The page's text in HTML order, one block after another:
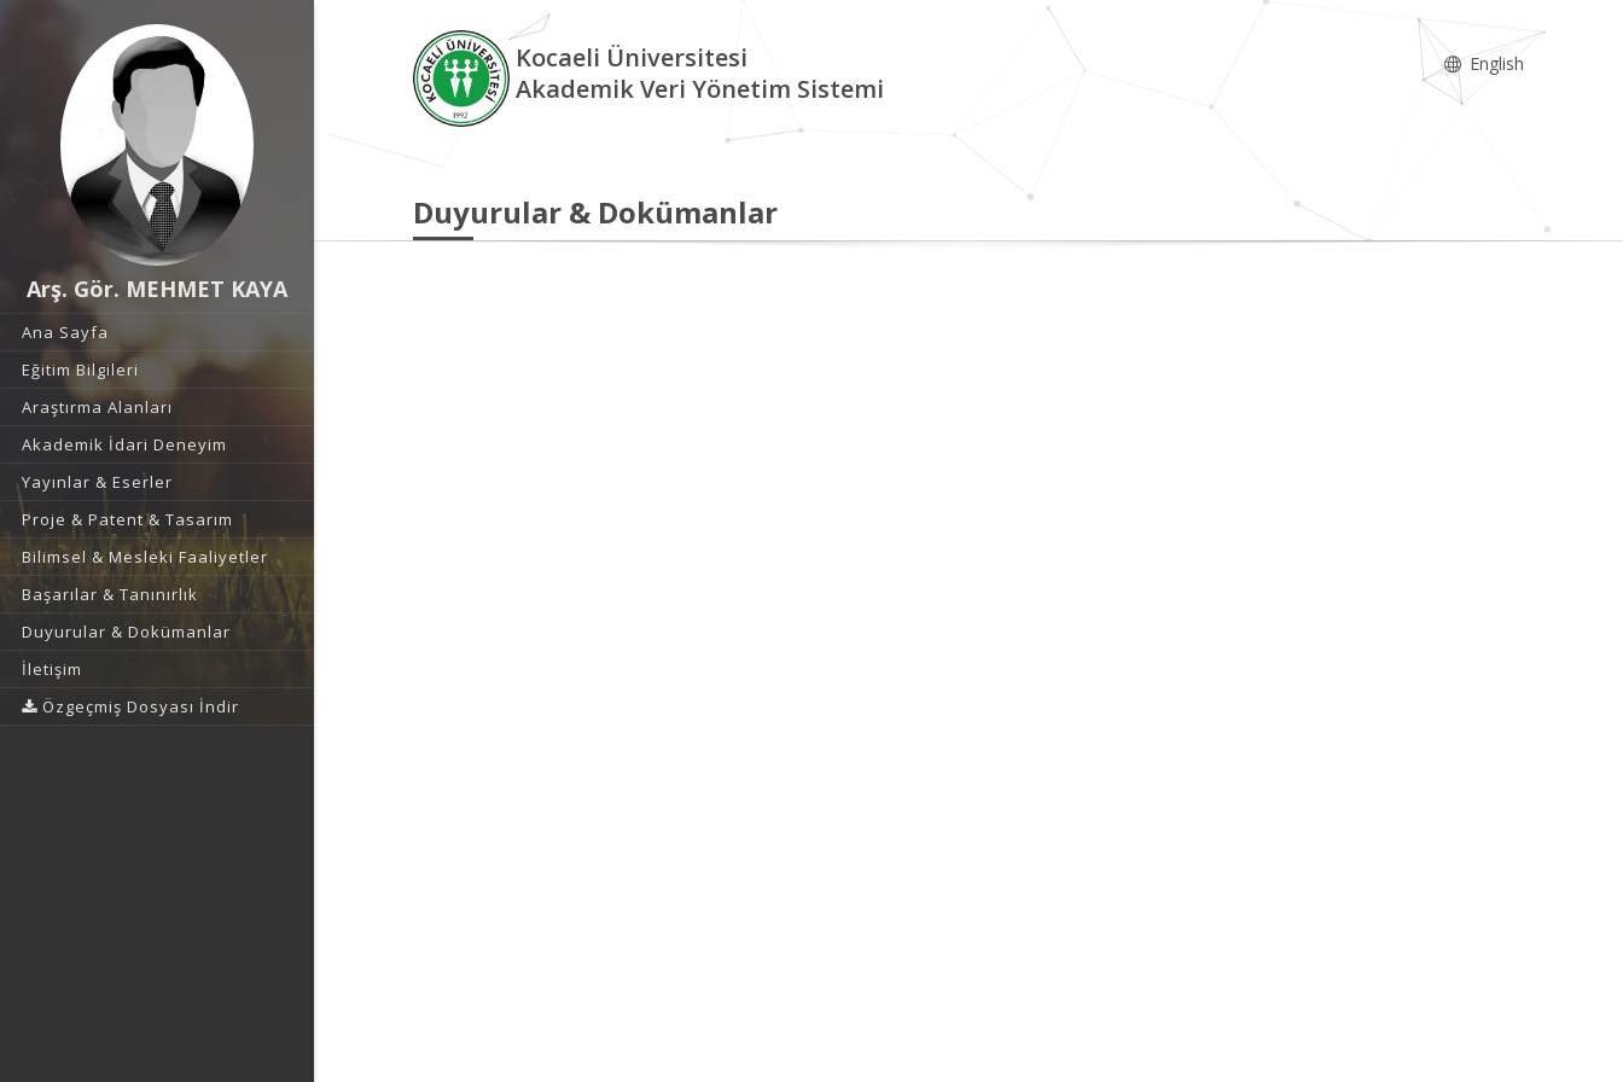
Arş. Gör. MEHMET KAYA
Ana Sayfa
Eğitim Bilgileri
Araştırma Alanları
Akademik İdari Deneyim
Yayınlar & Eserler
Proje & Patent & Tasarım
Bilimsel & Mesleki Faaliyetler
Başarılar & Tanınırlık
Duyurular & Dokümanlar
İletişim
Özgeçmiş Dosyası İndir
Kocaeli Üniversitesi
Akademik Veri Yönetim Sistemi
English
Duyurular & Dokümanlar